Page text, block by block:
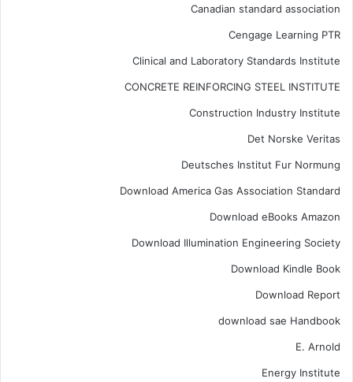
Canadian standard association
Cengage Learning PTR
Clinical and Laboratory Standards Institute
CONCRETE REINFORCING STEEL INSTITUTE
Construction Industry Institute
Det Norske Veritas
Deutsches Institut Fur Normung
Download America Gas Association Standard
Download eBooks Amazon
Download Illumination Engineering Society
Download Kindle Book
Download Report
download sae Handbook
E. Arnold
Energy Institute